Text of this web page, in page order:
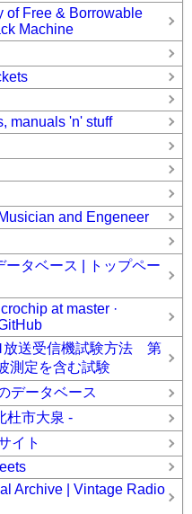
of Free & Borrowable
Machine
manuals 'n' stuff
and Engeneer
タベース | トップペー
at master ·
放送受信機試験方法 第
測定を含む試験
データベース
杜市大泉 -
イト
Archive | Vintage Radio